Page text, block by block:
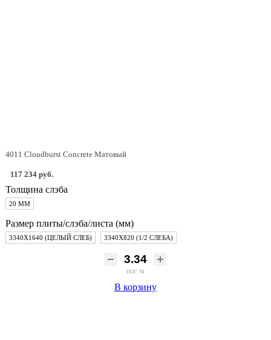
4011 Cloudburst Concrete Матовый
117 234 руб.
Толщина слэба
20 ММ
Размер плиты/слэба/листа (мм)
3340Х1640 (ЦЕЛЫЙ СЛЕБ) 3340Х820 (1/2 СЛЕБА)
пог. м
В корзину